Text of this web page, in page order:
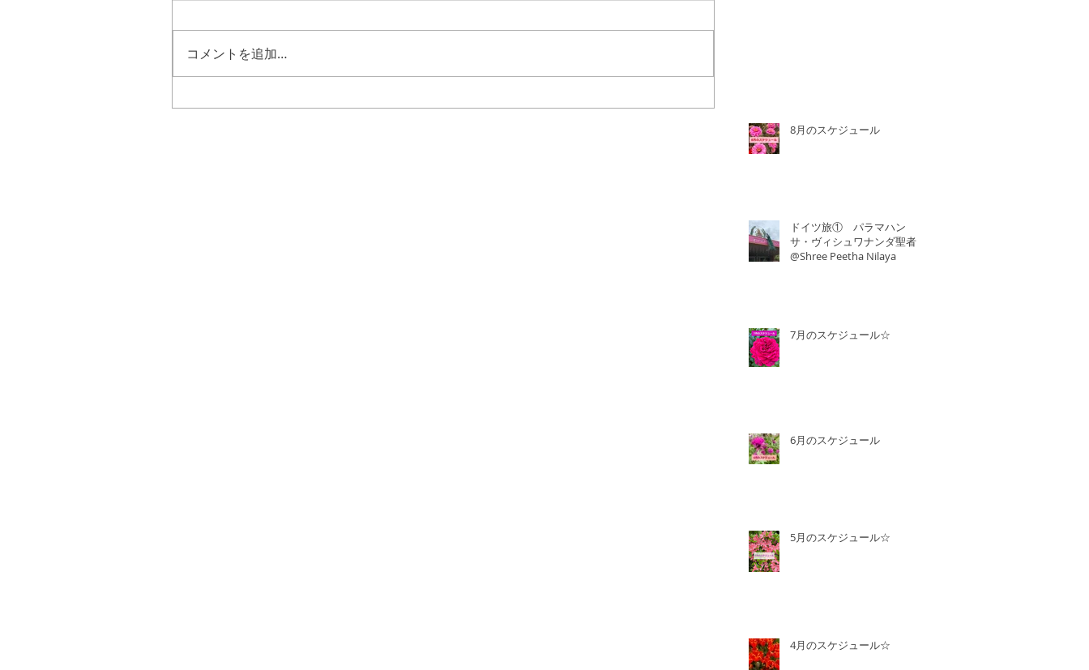
コメントを追加…
8月のスケジュール
ドイツ旅① パラマハン
サ・ヴィシュワナンダ聖者
@Shree Peetha Nilaya
7月のスケジュール☆
6月のスケジュール
5月のスケジュール☆
4月のスケジュール☆